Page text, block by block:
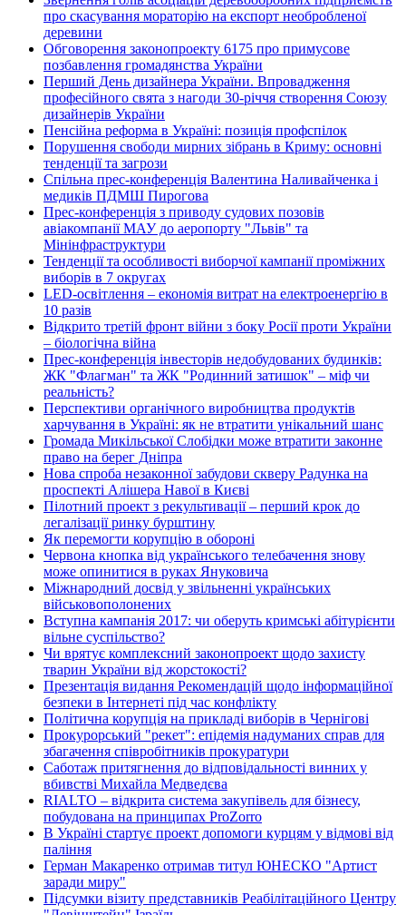
про скасування мораторію на експорт необробленої
деревини
Обговорення законопроекту 6175 про примусове
позбавлення громадянства України
Перший День дизайнера України. Впровадження
професійного свята з нагоди 30-річчя створення Союзу
дизайнерів України
Пенсійна реформа в Україні: позиція профспілок
Порушення свободи мирних зібрань в Криму: основні
тенденції та загрози
Спільна прес-конференція Валентина Наливайченка і
медиків ПДМШ Пирогова
Прес-конференція з приводу судових позовів
авіакомпанії МАУ до аеропорту "Львів" та
Мінінфраструктури
Тенденції та особливості виборчої кампанії проміжних
виборів в 7 округах
LED-освітлення – економія витрат на електроенергію в
10 разів
Відкрито третій фронт війни з боку Росії проти України
– біологічна війна
Прес-конференція інвесторів недобудованих будинків:
ЖК "Флагман" та ЖК "Родинний затишок" – міф чи
реальність?
Перспективи органічного виробництва продуктів
харчування в Україні: як не втратити унікальний шанс
Громада Микільської Слобідки може втратити законне
право на берег Дніпра
Нова спроба незаконної забудови скверу Радунка на
проспекті Алішера Навої в Києві
Пілотний проект з рекультивації – перший крок до
легалізації ринку бурштину
Як перемогти корупцію в обороні
Червона кнопка від українського телебачення знову
може опинитися в руках Януковича
Міжнародний досвід у звільненні українських
військовополонених
Вступна кампанія 2017: чи оберуть кримські абітурієнти
вільне суспільство?
Чи врятує комплексний законопроект щодо захисту
тварин України від жорстокості?
Презентація видання Рекомендацій щодо інформаційної
безпеки в Інтернеті під час конфлікту
Політична корупція на прикладі виборів в Чернігові
Прокурорський "рекет": епідемія надуманих справ для
збагачення співробітників прокуратури
Саботаж притягнення до відповідальності винних у
вбивстві Михайла Медведєва
RIALTO – відкрита система закупівель для бізнесу,
побудована на принципах ProZorro
В Україні стартує проект допомоги курцям у відмові від
паління
Герман Макаренко отримав титул ЮНЕСКО "Артист
заради миру"
Підсумки візиту представників Реабілітаційного Центру